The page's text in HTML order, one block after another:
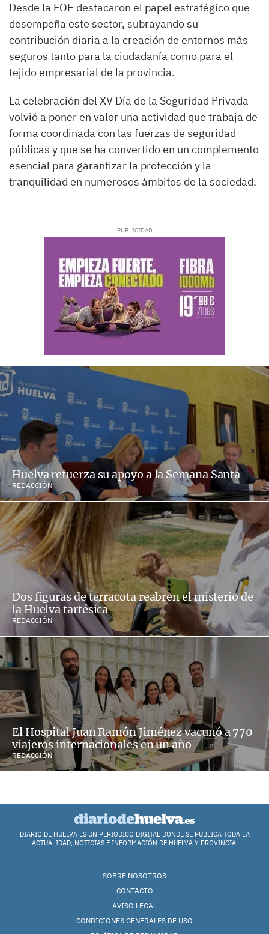
Desde la FOE destacaron el papel estratégico que
desempeña este sector, subrayando su
contribución diaria a la creación de entornos más
seguros tanto para la ciudadanía como para el
tejido empresarial de la provincia.
La celebración del XV Día de la Seguridad Privada
volvió a poner en valor una actividad que trabaja de
forma coordinada con las fuerzas de seguridad
públicas y que se ha convertido en un complemento
esencial para garantizar la protección y la
tranquilidad en numerosos ámbitos de la sociedad.
Huelva refuerza su apoyo a la Semana Santa
REDACCIÓN
Dos figuras de terracota reabren el misterio de
la Huelva tartésica
REDACCIÓN
El Hospital Juan Ramón Jiménez vacunó a 770
viajeros internacionales en un año
REDACCIÓN
DIARIO DE HUELVA ES UN PERIÓDICO DIGITAL DONDE SE PUBLICA TODA LA
ACTUALIDAD, NOTICIAS E INFORMACIÓN DE HUELVA Y PROVINCIA.
SOBRE NOSOTROS
CONTACTO
AVISO LEGAL
CONDICIONES GENERALES DE USO